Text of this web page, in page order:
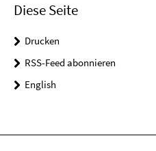
Diese Seite
Drucken
RSS-Feed abonnieren
English